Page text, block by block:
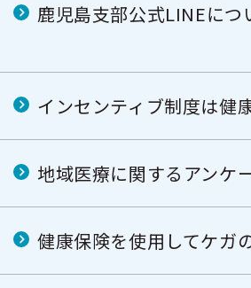
鹿児島支部公式LINEにつ
インセンティブ制度は健
地域医療に関するアンケ
健康保険を使用してケガ